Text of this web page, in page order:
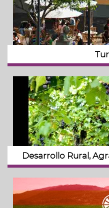
Desarrollo Rural,